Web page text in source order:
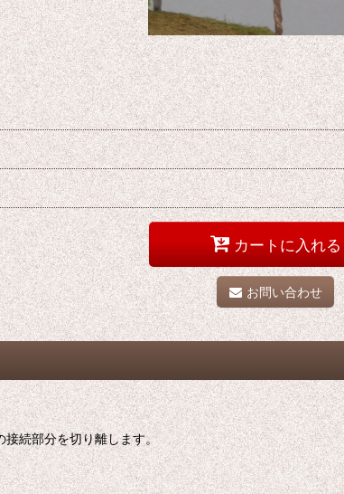
カートに入れる
お問い合わせ
接続部分を切り離します。